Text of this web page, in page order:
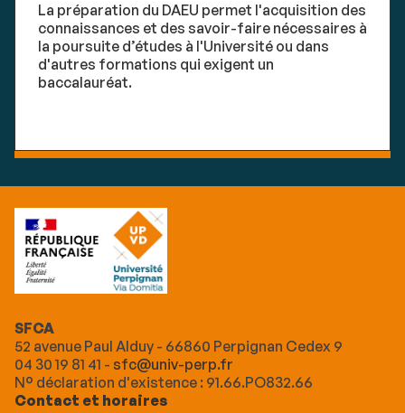
La préparation du DAEU permet l'acquisition des
connaissances et des savoir-faire nécessaires à
la poursuite d’études à l'Université ou dans
d'autres formations qui exigent un
baccalauréat.
SFCA
52 avenue Paul Alduy - 66860 Perpignan Cedex 9
04 30 19 81 41 - sfc@univ-perp.fr
N° déclaration d'existence : 91.66.PO832.66
Contact et horaires